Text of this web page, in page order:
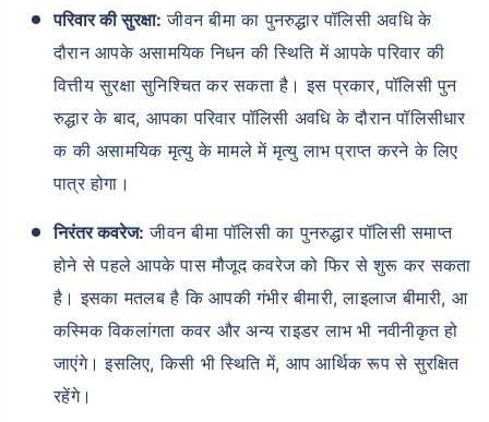
परिवार की सुरक्षा: जीवन बीमा का पुनरुद्धार पॉलिसी अवधि के
दौरान आपके असामयिक निधन की स्थिति में आपके परिवार की
वित्तीय सुरक्षा सुनिश्चित कर सकता है। इस प्रकार, पॉलिसी पुन
रुद्धार के बाद, आपका परिवार पॉलिसी अवधि के दौरान पॉलिसीधार
क की असामयिक मृत्यु के मामले में मृत्यु लाभ प्राप्त करने के लिए
पात्र होगा।
निरंतर कवरेज: जीवन बीमा पॉलिसी का पुनरुद्धार पॉलिसी समाप्त
होने से पहले आपके पास मौजूद कवरेज को फिर से शुरू कर सकता
है। इसका मतलब है कि आपकी गंभीर बीमारी, लाइलाज बीमारी, आ
कस्मिक विकलांगता कवर और अन्य राइडर लाभ भी नवीनीकृत हो
जाएंगे। इसलिए, किसी भी स्थिति में, आप आर्थिक रूप से सुरक्षित
रहेंगे।
उम्र टर्म इंश्योरेंस प्रीमियम को
कैसे प्रभावित करती है
₹ 434/माह* ₹ 630/माह *
44 वर्ष